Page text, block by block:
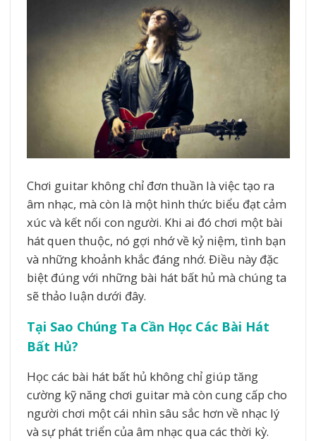
Chơi guitar không chỉ đơn thuần là việc tạo ra
âm nhạc, mà còn là một hình thức biểu đạt cảm
xúc và kết nối con người. Khi ai đó chơi một bài
hát quen thuộc, nó gợi nhớ về kỷ niệm, tình bạn
và những khoảnh khắc đáng nhớ. Điều này đặc
biệt đúng với những bài hát bất hủ mà chúng ta
sẽ thảo luận dưới đây.
Tại Sao Chúng Ta Cần Học Các Bài Hát
Bất Hủ?
Học các bài hát bất hủ không chỉ giúp tăng
cường kỹ năng chơi guitar mà còn cung cấp cho
người chơi một cái nhìn sâu sắc hơn về nhạc lý
và sự phát triển của âm nhạc qua các thời kỳ.